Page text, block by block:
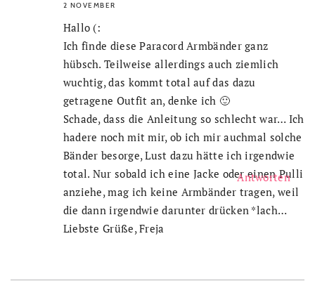
2 NOVEMBER
Hallo (:
Ich finde diese Paracord Armbänder ganz
hübsch. Teilweise allerdings auch ziemlich
wuchtig, das kommt total auf das dazu
getragene Outfit an, denke ich 🙂
Schade, dass die Anleitung so schlecht war… Ich
hadere noch mit mir, ob ich mir auchmal solche
Bänder besorge, Lust dazu hätte ich irgendwie
total. Nur sobald ich eine Jacke oder einen Pulli
anziehe, mag ich keine Armbänder tragen, weil
die dann irgendwie darunter drücken *lach…
Liebste Grüße, Freja
Antworten